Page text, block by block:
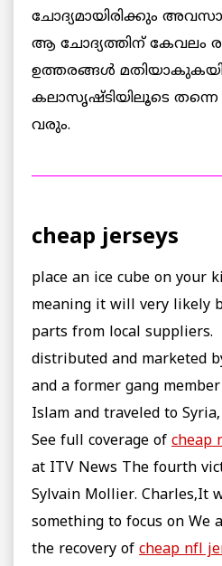
ചോദ്യമായിരിക്കും
ആ ചോദ്യത്തിന് കേവലം
ഉത്തരങ്ങള്‍
കലാസൃഷ്ടിയിലൂടെ തന്നെ
വരും.
cheap jerseys
place an ice cube on your
meaning it will very likely
parts from local suppliers.
distributed and marketed
and a former gang
Islam and traveled to Syria,
See full coverage of cheap
at ITV News The fourth
Sylvain Mollier. Charles,It
something to focus on We
the recovery of cheap nfl